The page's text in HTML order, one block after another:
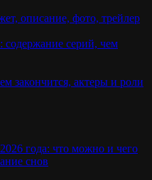
описание, фото, трейлер
содержание серий, чем
закончится, актеры и роли
года: что можно и чего
снов